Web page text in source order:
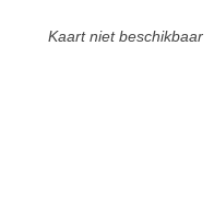
Kaart niet beschikbaar